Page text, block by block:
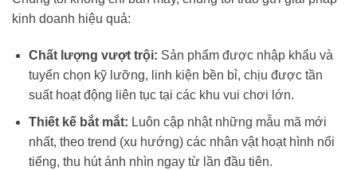
kinh doanh hiệu quả:
Chất lượng vượt trội: Sản phẩm được nhập khẩu và
tuyển chọn kỹ lưỡng, linh kiện bền bỉ, chịu được tần
suất hoạt động liên tục tại các khu vui chơi lớn.
Thiết kế bắt mắt: Luôn cập nhật những mẫu mã mới
nhất, theo trend (xu hướng) các nhân vật hoạt hình nổi
tiếng, thu hút ánh nhìn ngay từ lần đầu tiên.